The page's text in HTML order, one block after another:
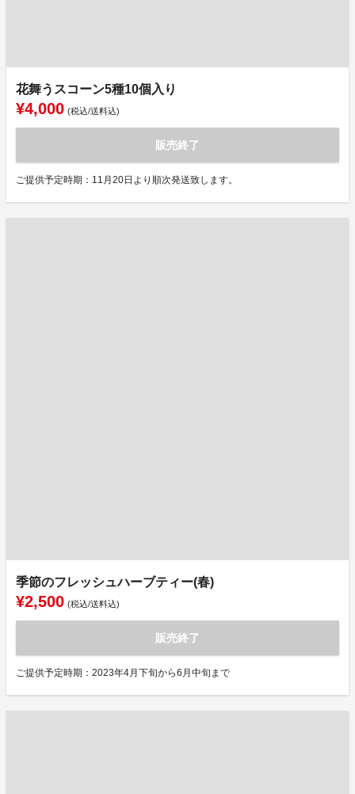
花舞うスコーン5種10個入り
¥4,000 (税込/送料込)
販売終了
ご提供予定時期：11月20日より順次発送致します。
季節のフレッシュハーブティー(春)
¥2,500 (税込/送料込)
販売終了
ご提供予定時期：2023年4月下旬から6月中旬まで